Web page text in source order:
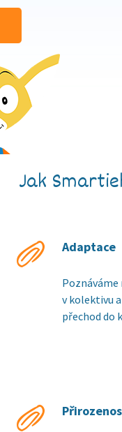
Jak
Adaptace
Poznáváme
v kolektivu
přechod do